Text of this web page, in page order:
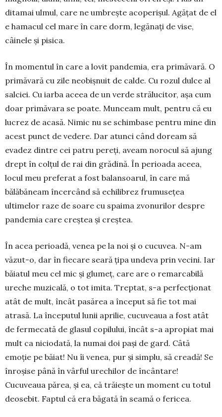
ditamai ul­mul, care ne um­breș­te acoperișul. Agățat de el
e ha­ma­cul cel mare în care dorm, legănați de vise,
câinele și pisica.
În momentul în care a lovit pandemia, era primăvară. O
primăvară cu zile neobișnuit de calde. Cu rozul dulce al
salciei. Cu iarba aceea de un verde strălucitor, așa cum
doar primăvara se poate. Mun­ceam mult, pentru că eu
lucrez de acasă. Nimic nu se schimbase pentru mine din
acest punct de vedere. Dar atunci când doream să
evadez dintre cei patru pereți, aveam norocul să ajung
drept în colțul de rai din grădină. În perioada aceea,
locul meu preferat a fost balansoarul, în care mă
bălăbăneam încer­când să echilibrez frumusețea
ultimelor raze de soare cu spaima zvonurilor despre
pandemia care creștea și creștea.
În acea perioadă, venea pe la noi și o cucuvea. N-am
văzut-o, dar în fiecare seară țipa undeva prin vecini. Iar
băiatul meu cel mic și glumeț, care are o remarcabilă
ureche muzicală, o tot imita. Treptat, s-a perfecționat
atât de mult, încât pasărea a început să fie tot mai
atrasă. La începutul lunii aprilie, cu­cu­veaua a fost atât
de fermecată de glasul copilului, încât s-a apropiat mai
mult ca niciodată, la numai doi pași de gard. Câtă
emoție pe băiat! Nu îi venea, pur și simplu, să creadă! Se
înroșise până în vârful urechilor de încântare!
Cucuveaua părea, și ea, că trăiește un moment cu totul
deosebit. Faptul că era băgată în seamă o fericea.